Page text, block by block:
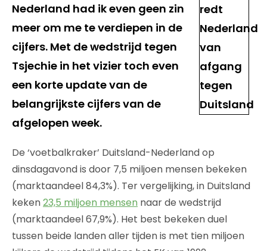
Nederland had ik even geen zin
meer om me te verdiepen in de
cijfers. Met de wedstrijd tegen
Tsjechie in het vizier toch even
een korte update van de
belangrijkste cijfers van de
afgelopen week.
De ‘voetbalkraker’ Duitsland-Nederland op
dinsdagavond is door 7,5 miljoen mensen bekeken
(marktaandeel 84,3%). Ter vergelijking, in Duitsland
keken23,5 miljoen mensen naar de wedstrijd
(marktaandeel 67,9%). Het best bekeken duel
tussen beide landen aller tijden is met tien miljoen